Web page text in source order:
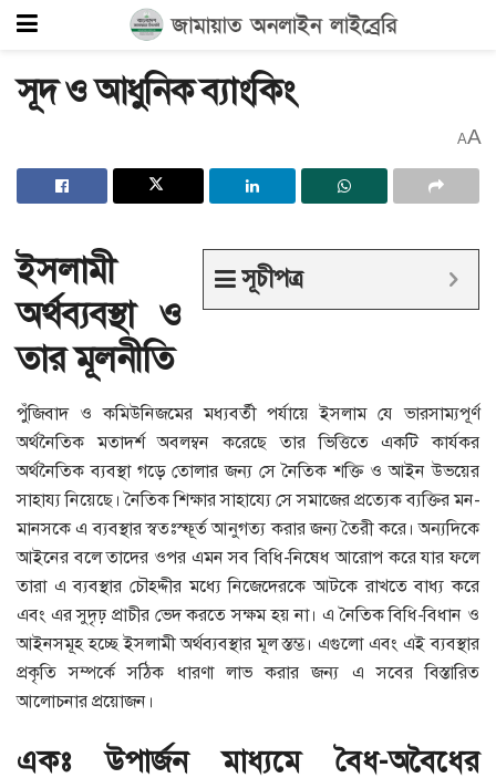
সূদ ও আধুনিক ব্যাংকিং
AA
সূচীপত্র
ইসলামী
অর্থব্যবস্থা ও
তার মূলনীতি
পুঁজিবাদ ও কমিউনিজমের মধ্যবর্তী পর্যায়ে ইসলাম যে ভারসাম্যপূর্ণ
অর্থনৈতিক মতাদর্শ অবলম্বন করেছে তার ভিত্তিতে একটি কার্যকর
অর্থনৈতিক ব্যবস্থা গড়ে তোলার জন্য সে নৈতিক শক্তি ও আইন উভয়ের
সাহায্য নিয়েছে। নৈতিক শিক্ষার সাহায্যে সে সমাজের প্রত্যেক ব্যক্তির মন-
মানসকে এ ব্যবস্থার স্বতঃস্ফূর্ত আনুগত্য করার জন্য তৈরী করে। অন্যদিকে
আইনের বলে তাদের ওপর এমন সব বিধি-নিষেধ আরোপ করে যার ফলে
তারা এ ব্যবস্থার চৌহদ্দীর মধ্যে নিজেদেরকে আটকে রাখতে বাধ্য করে
এবং এর সুদৃঢ় প্রাচীর ভেদ করতে সক্ষম হয় না। এ নৈতিক বিধি-বিধান ও
আইনসমূহ হচ্ছে ইসলামী অর্থব্যবস্থার মূল স্তম্ভ। এগুলো এবং এই ব্যবস্থার
প্রকৃতি সম্পর্কে সঠিক ধারণা লাভ করার জন্য এ সবের বিস্তারিত
আলোচনার প্রয়োজন।
একঃ উপার্জন মাধ্যমে বৈধ-অবৈধের